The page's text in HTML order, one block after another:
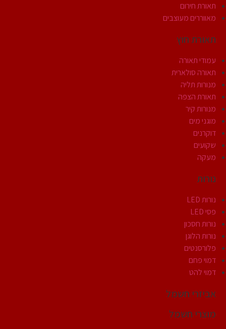
תאורת חירום
מאווררים מעוצבים
תאורת חוץ
עמודי תאורה
תאורה סולארית
מנורות תליה
תאורת הצפה
מנורות קיר
מוגני מים
דוקרנים
שקועים
מעקה
נורות
נורות LED
פסי LED
נורות חסכון
נורות הלוגן
פלורסנטים
דמוי פחם
דמוי להט
אביזרי חשמל
מוצרי חשמל